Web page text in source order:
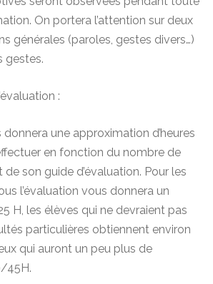
On portera l’attention sur deux
générales (paroles, gestes divers…)
gestes.
:
une approximation d’heures
en fonction du nombre de
son guide d’évaluation. Pour les
l’évaluation vous donnera un
H, les élèves qui ne devraient pas
particulières obtiennent environ
qui auront un peu plus de
45H.